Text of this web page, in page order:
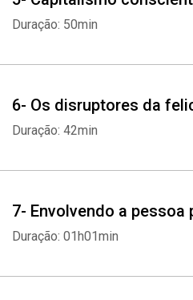
Duração: 50min
6- Os disruptores da
Duração: 42min
7- Envolvendo a pessoa
Duração: 01h01min